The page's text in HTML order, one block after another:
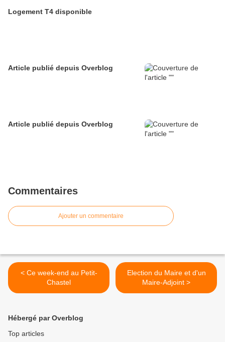
Logement T4 disponible
Article publié depuis Overblog
Article publié depuis Overblog
Commentaires
Ajouter un commentaire
< Ce week-end au Petit-
Chastel
Election du Maire et d'un
Maire-Adjoint >
Hébergé par Overblog
Top articles